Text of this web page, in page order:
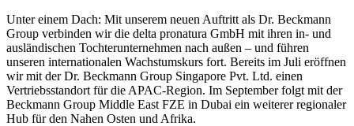
Unter einem Dach: Mit unserem neuen Auftritt als Dr. Beckmann
Group verbinden wir die delta pronatura GmbH mit ihren in- und
ausländischen Tochterunternehmen nach außen – und führen
unseren internationalen Wachstumskurs fort. Bereits im Juli eröffnen
wir mit der Dr. Beckmann Group Singapore Pvt. Ltd. einen
Vertriebsstandort für die APAC-Region. Im September folgt mit der
Beckmann Group Middle East FZE in Dubai ein weiterer regionaler
Hub für den Nahen Osten und Afrika.